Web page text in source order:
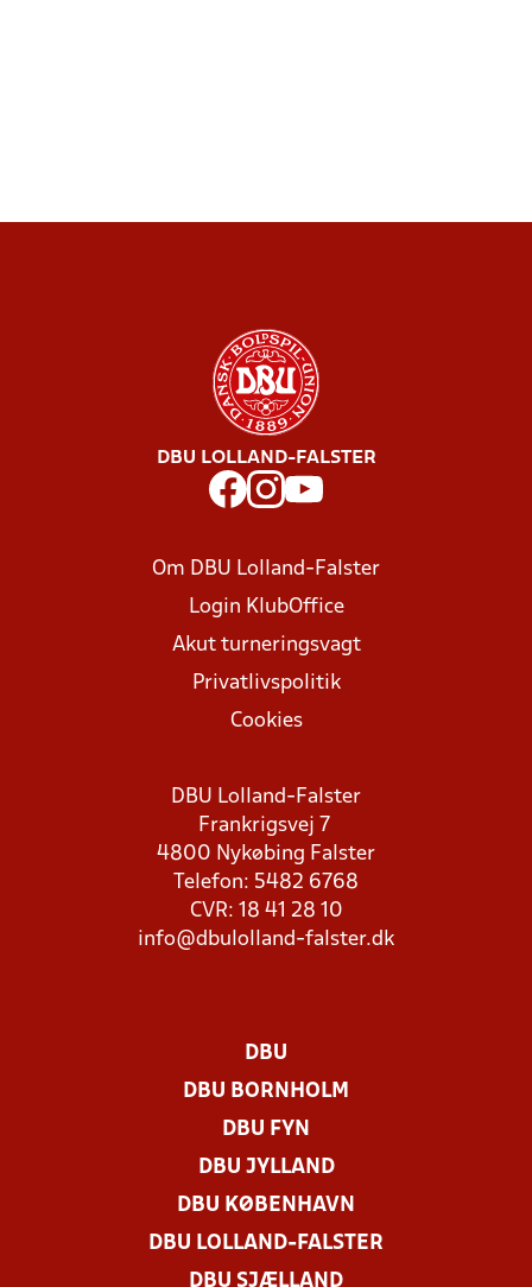
DBU LOLLAND-FALSTER
Om DBU Lolland-Falster
Login KlubOffice
Akut turneringsvagt
Privatlivspolitik
Cookies
DBU Lolland-Falster
Frankrigsvej 7
4800 Nykøbing Falster
Telefon: 5482 6768
CVR: 18 41 28 10
info@dbulolland-falster.dk
DBU
DBU BORNHOLM
DBU FYN
DBU JYLLAND
DBU KØBENHAVN
DBU LOLLAND-FALSTER
DBU SJÆLLAND